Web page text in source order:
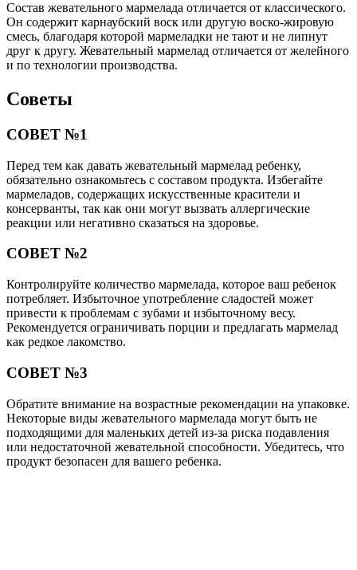
Состав жевательного мармелада отличается от классического.
Он содержит карнаубский воск или другую воско-жировую
смесь, благодаря которой мармеладки не тают и не липнут
друг к другу. Жевательный мармелад отличается от желейного
и по технологии производства.
Советы
СОВЕТ №1
Перед тем как давать жевательный мармелад ребенку,
обязательно ознакомьтесь с составом продукта. Избегайте
мармеладов, содержащих искусственные красители и
консерванты, так как они могут вызвать аллергические
реакции или негативно сказаться на здоровье.
СОВЕТ №2
Контролируйте количество мармелада, которое ваш ребенок
потребляет. Избыточное употребление сладостей может
привести к проблемам с зубами и избыточному весу.
Рекомендуется ограничивать порции и предлагать мармелад
как редкое лакомство.
СОВЕТ №3
Обратите внимание на возрастные рекомендации на упаковке.
Некоторые виды жевательного мармелада могут быть не
подходящими для маленьких детей из-за риска подавления
или недостаточной жевательной способности. Убедитесь, что
продукт безопасен для вашего ребенка.